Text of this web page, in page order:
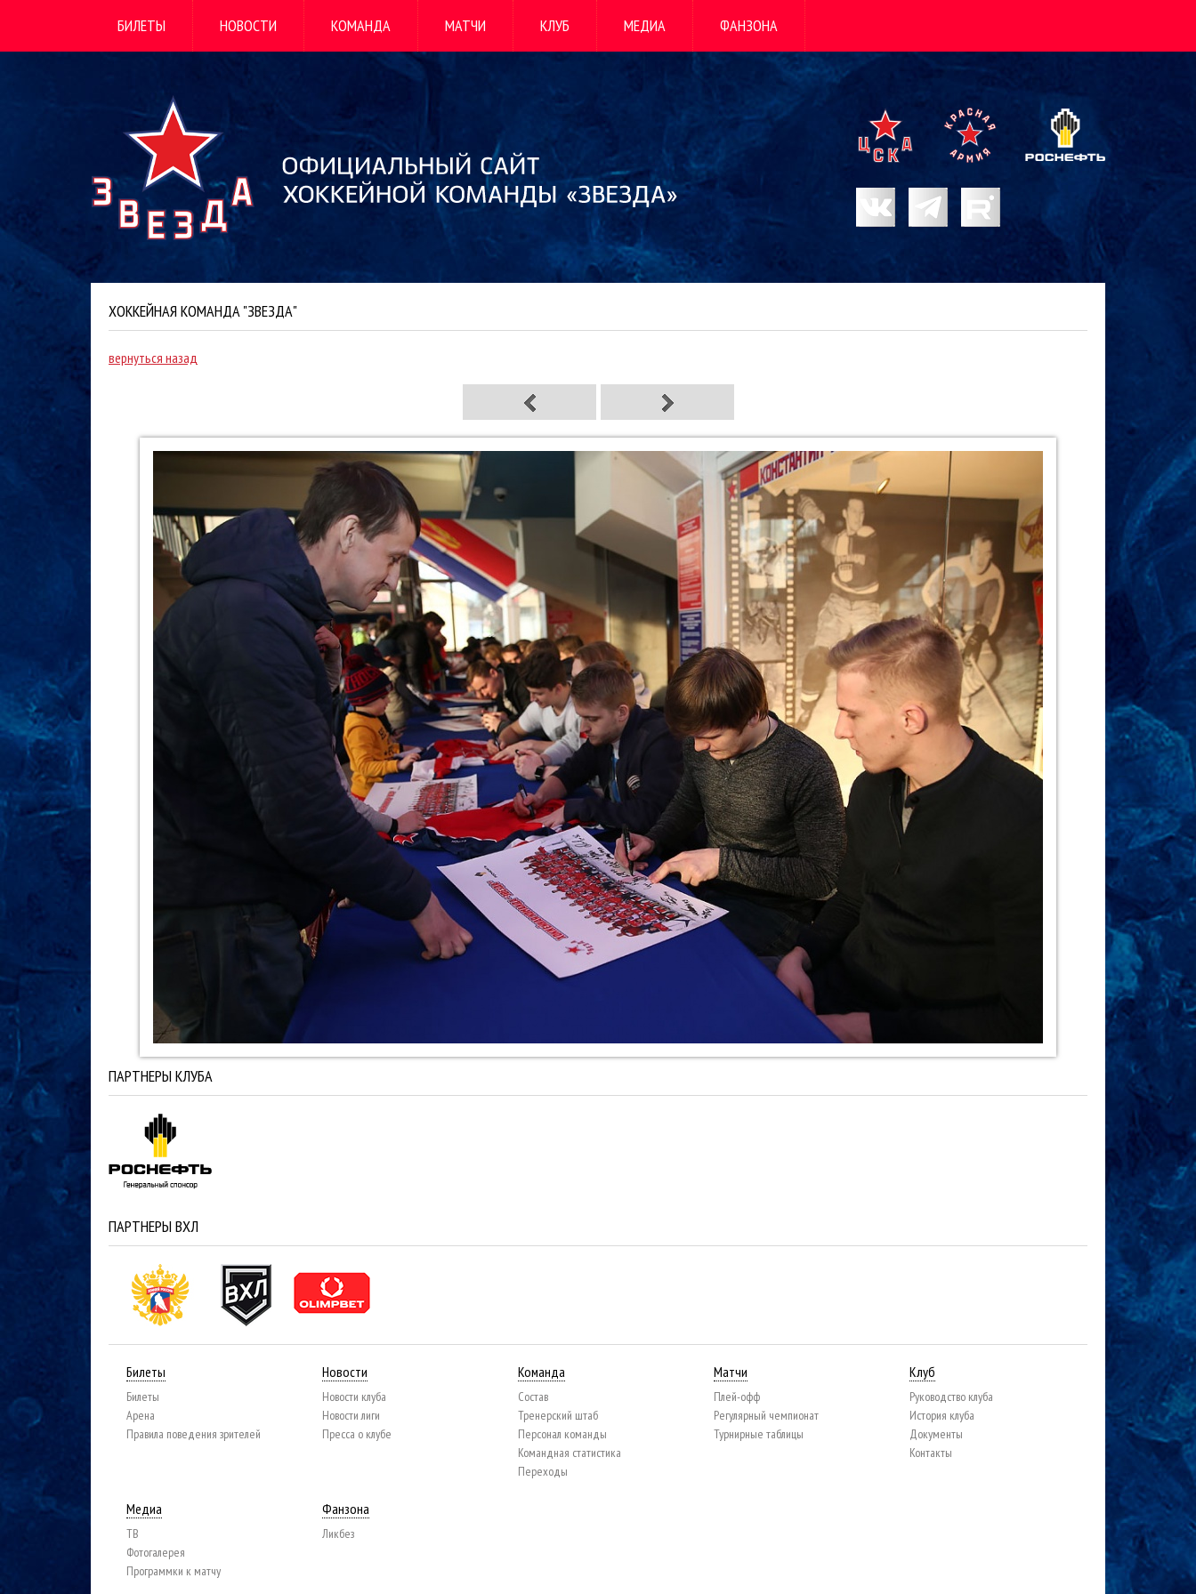
БИЛЕТЫ НОВОСТИ КОМАНДА МАТЧИ КЛУБ МЕДИА ФАНЗОНА
ХОККЕЙНАЯ КОМАНДА "ЗВЕЗДА"
вернуться назад
ПАРТНЕРЫ КЛУБА
ПАРТНЕРЫ ВХЛ
Билеты
Билеты
Арена
Правила поведения зрителей
Новости
Новости клуба
Новости лиги
Пресса о клубе
Команда
Состав
Тренерский штаб
Персонал команды
Командная статистика
Переходы
Матчи
Плей-офф
Регулярный чемпионат
Турнирные таблицы
Клуб
Руководство клуба
История клуба
Документы
Контакты
Медиа
ТВ
Фотогалерея
Программки к матчу
Фанзона
Ликбез